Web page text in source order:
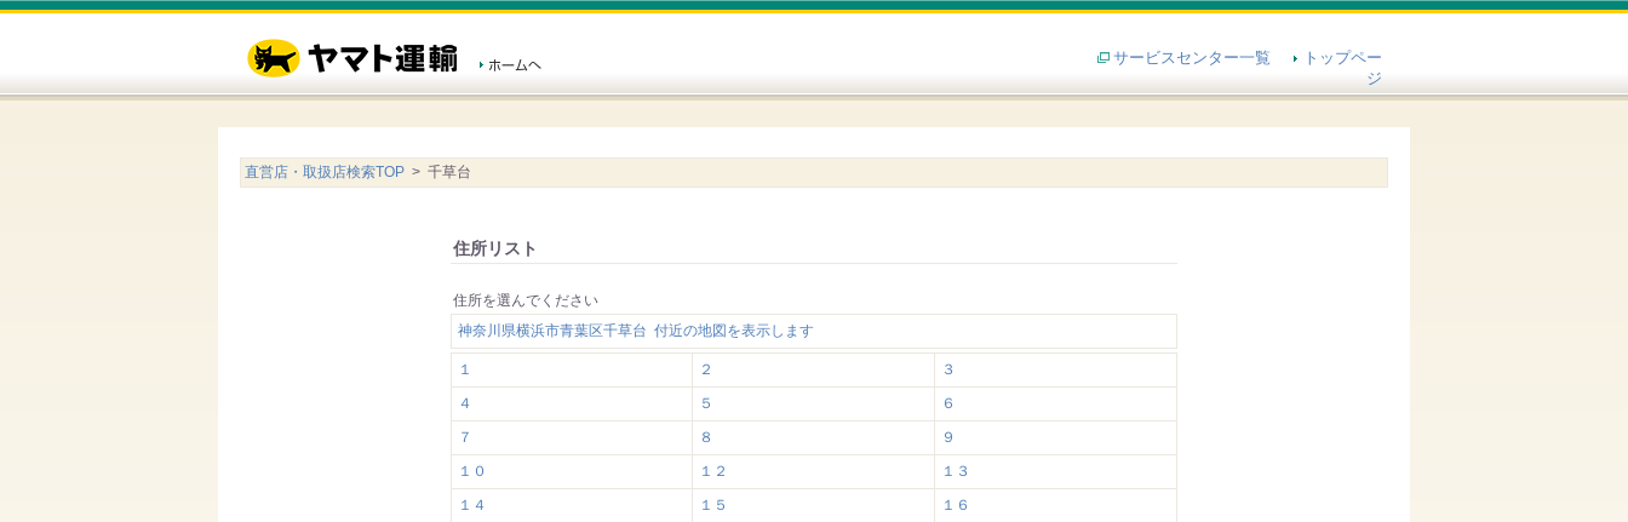
サービスセンター一覧
トップペー
ジ
直営店・取扱店検索TOP > 千草台
住所リスト
住所を選んでください
神奈川県横浜市青葉区千草台 付近の地図を表示します
１ ２
３
４
５
６
７
８
９
１０
１２
１３
１４
１５
１６